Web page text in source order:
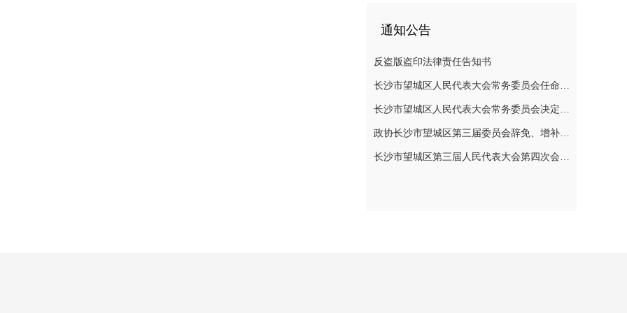
通知公告
反盗版盗印法律责任告知书
长沙市望城区人民代表大会常务委员会任命名单
长沙市望城区人民代表大会常务委员会决定任免名单
政协长沙市望城区第三届委员会辞免、增补政协委员的公告
长沙市望城区第三届人民代表大会第四次会议公告